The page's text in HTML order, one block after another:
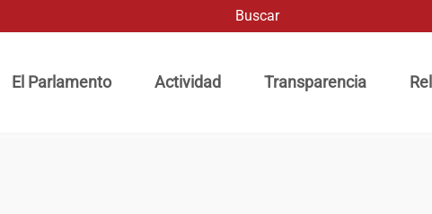
El Parlamento
Actividad Transparencia